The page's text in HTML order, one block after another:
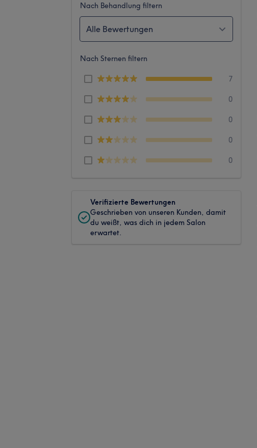
Nach Behandlung filtern
Alle Bewertungen
Nach Sternen filtern
7
0
0
0
0
Verifizierte Bewertungen
Geschrieben von unseren Kunden, damit
du weißt, was dich in jedem Salon
erwartet.